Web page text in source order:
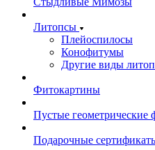
Литопсы
Плейоспилосы
Конофитумы
Другие виды
Фитокартины
Пустые геометрические
Подарочные